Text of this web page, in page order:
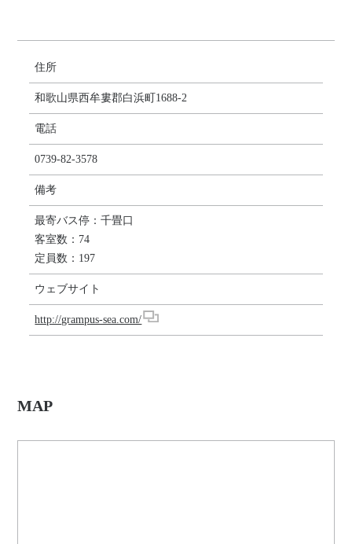
住所
和歌山県西牟婁郡白浜町1688-2
電話
0739-82-3578
備考
最寄バス停：千畳口
客室数：74
定員数：197
ウェブサイト
http://grampus-sea.com/
MAP